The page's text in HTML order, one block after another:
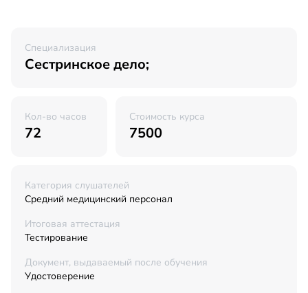
Специализация
Сестринское дело;
Кол-во часов
72
Стоимость курса
7500
Категория слушателей
Средний медицинский персонал
Итоговая аттестация
Тестирование
Документ, выдаваемый после обучения
Удостоверение